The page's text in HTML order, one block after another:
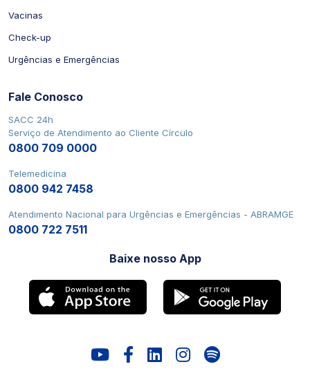
Baixe nosso App
Vacinas
Check-up
Urgências e Emergências
Fale Conosco
SACC 24h
Serviço de Atendimento ao Cliente Círculo
0800 709 0000
Telemedicina
0800 942 7458
Atendimento Nacional para Urgências e Emergências - ABRAMGE
0800 722 7511